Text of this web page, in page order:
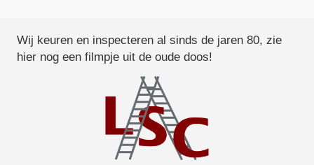
Wij keuren en inspecteren al sinds de jaren 80, zie
hier nog een filmpje uit de oude doos!